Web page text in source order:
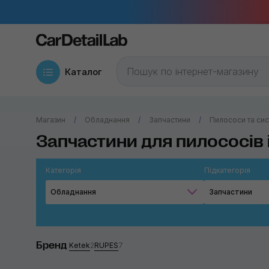
Каталог
Магазин Обладнання Запчастини Пилососи та
Запчастини для пилососів
Категорія
Обладнання
Підкатегорія
Запчастини
Бренд Ketek2RUPES7